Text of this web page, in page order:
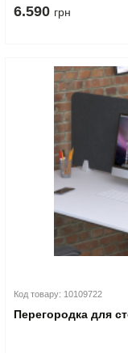
6.590 грн
Код товару: 10109722
Перегородка для